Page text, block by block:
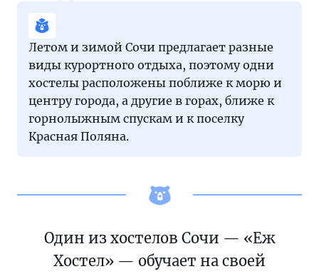
Летом и зимой Сочи предлагает разные
виды курортного отдыха, поэтому одни
хостелы расположены поближе к морю и
центру города, а другие в горах, ближе к
горнолыжным спускам и к поселку
Красная Поляна.
Один из хостелов Сочи — «Еж
Хостел» — обучает на своей